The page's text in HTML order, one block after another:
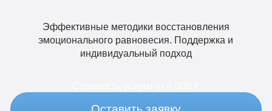
Эффективные методики восстановления
эмоционального равновесия. Поддержка и
индивидуальный подход